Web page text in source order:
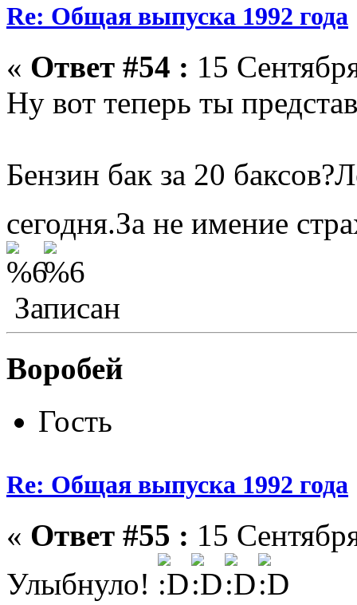
Re: Общая выпуска 1992 года
« Ответ #54 : 15
Ну вот теперь ты
Бензин бак за 20
сегодня.За не имение
Записан
Воробей
Гость
Re: Общая выпуска 1992 года
« Ответ #55 : 15
Улыбнуло!